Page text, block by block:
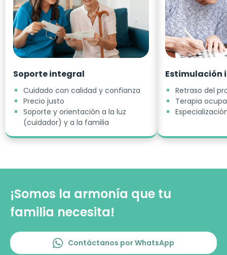
Soporte integral
Cuidado con calidad y confianza
Precio justo
Soporte y orientación a la luz
(cuidador) y a la familia
Estimulación
Retraso del
Terapia
¡Somos la armonía que tu
familia necesita!
Contáctanos por WhatsApp